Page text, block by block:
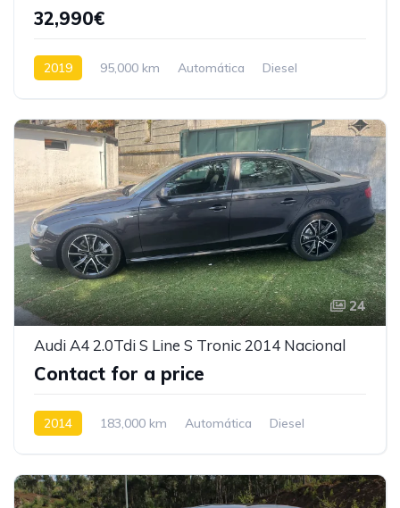
32,990€
2019 95,000 km Automática
Diesel
24
Audi A4 2.0Tdi S Line S Tronic 2014 Nacional
Contact for a price
2014 183,000 km Automática
Diesel